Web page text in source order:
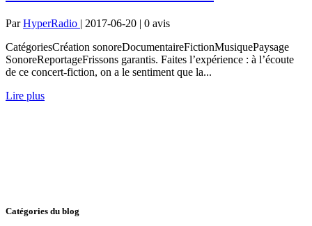
ParHyperRadio | 2017-06-20 | 0 avis
CatégoriesCréation sonoreDocumentaireFictionMusiquePaysage
SonoreReportageFrissons garantis. Faites l’expérience : à l’écoute
de ce concert-fiction, on a le sentiment que la...
Lire plus
Catégories du blog